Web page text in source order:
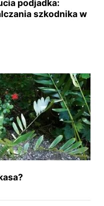
podjadka:
szkodnika w